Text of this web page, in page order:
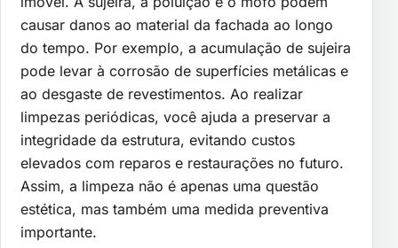
causar danos ao material da fachada ao longo
do tempo. Por exemplo, a acumulação de sujeira
pode levar à corrosão de superfícies metálicas e
ao desgaste de revestimentos. Ao realizar
limpezas periódicas, você ajuda a preservar a
integridade da estrutura, evitando custos
elevados com reparos e restaurações no futuro.
Assim, a limpeza não é apenas uma questão
estética, mas também uma medida preventiva
importante.